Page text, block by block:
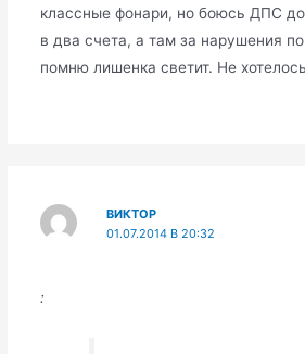
классные фонари, но боюсь ДПС
в два счета, а там за нарушения
помню лишенка светит. Не
ВИКТОР
01.07.2014 В 20:32
: